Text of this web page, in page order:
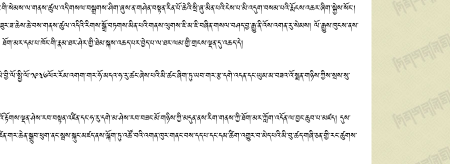
ལོ་རྒྱུས་ཁུངས་ནས་
དུས་